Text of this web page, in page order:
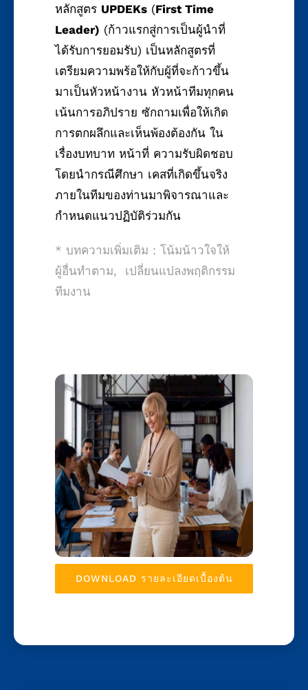
หลักสูตร UPDEKs(First Time
Leader) (ก้าวแรกสู่การเป็นผู้นำที่
ได้รับการยอมรับ) เป็นหลักสูตรที่
เตรียมความพร้อให้กับผู้ที่จะก้าวขึ้น
มาเป็นหัวหน้างาน หัวหน้าทีมทุกคน
เน้นการอภิปราย ซักถามเพื่อให้เกิด
การตกผลึกและเห็นพ้องต้องกัน ใน
เรื่องบทบาท หน้าที่ ความรับผิดชอบ
โดยนำกรณีศึกษา เคสที่เกิดขึ้นจริง
ภายในทีมของท่านมาพิจารณาและ
กำหนดแนวปฏิบัติร่วมกัน
* บทความเพิ่มเติม : โน้มน้าวใจให้
ผู้อื่นทำตาม, เปลี่ยนแปลงพฤติกรรม
ทีมงาน
DOWNLOAD รายละเอียดเบื้องต้น